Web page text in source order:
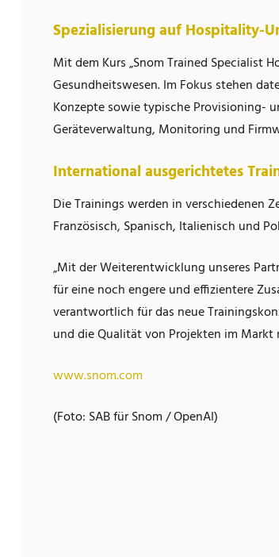
Spezialisierung auf Hospitality-
Mit dem Kurs „Snom Trained Specialist
Gesundheitswesen. Im Fokus stehen
Konzepte sowie typische Provisioning-
Geräteverwaltung, Monitoring und
International ausgerichtetes
Die Trainings werden in verschiedenen
Französisch, Spanisch, Italienisch und
„Mit der Weiterentwicklung unseres
für eine noch engere und effizientere
verantwortlich für das neue
und die Qualität von Projekten im Markt
www.snom.com
(Foto: SAB für Snom / OpenAI)